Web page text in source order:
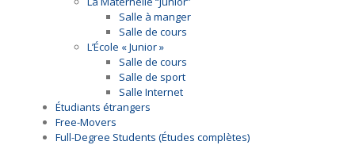
Salle à manger
Salle de cours
L’École « Junior »
Salle de cours
Salle de sport
Salle Internet
Étudiants étrangers
Free-Movers
Full-Degree Students (Études complètes)